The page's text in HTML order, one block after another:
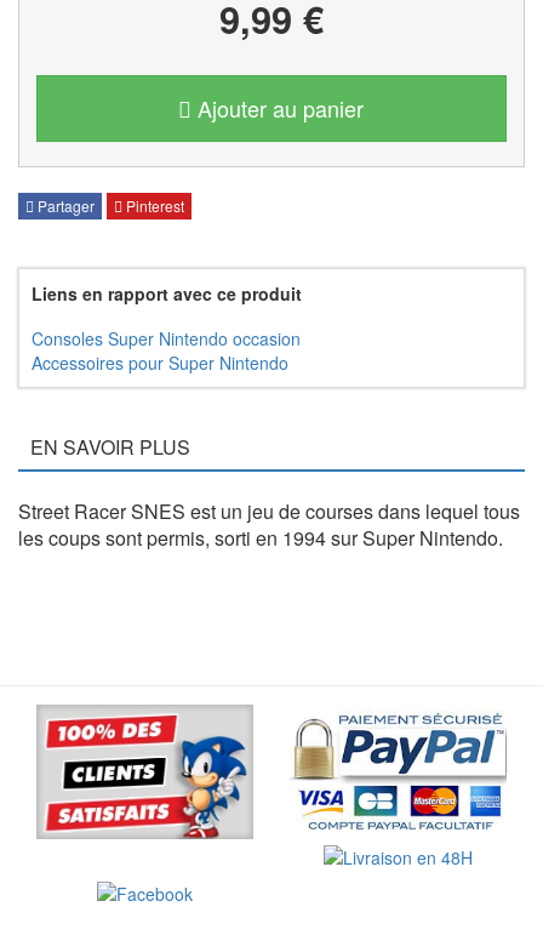
9,99 €
Ajouter au panier
Partager Pinterest
Liens en rapport avec ce produit
Consoles Super Nintendo occasion
Accessoires pour Super Nintendo
EN SAVOIR PLUS
Street Racer SNES est un jeu de courses dans lequel tous
les coups sont permis, sorti en 1994 sur Super Nintendo.